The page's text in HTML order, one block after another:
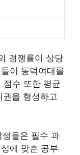
경쟁률이 상당
이 동덕여대를
점수 또한 평균
을 형성하고
들은 필수 과
에 맞춘 공부